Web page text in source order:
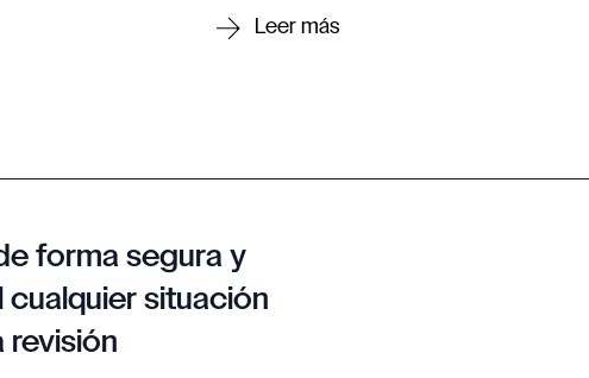
forma segura y
situación
revisión